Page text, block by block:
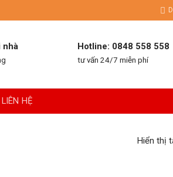
nhà Hotline: 0848 558 558
tư vấn 24/7 miễn phí
LIÊN HỆ
Hiển thị